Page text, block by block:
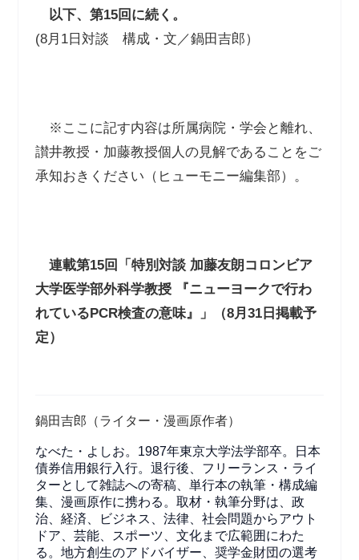
以下、第15回に続く。
(8月1日対談 構成・文／鍋田吉郎）
※ここに記す内容は所属病院・学会と離れ、
讃井教授・加藤教授個人の見解であることをご
承知おきください（ヒューモニー編集部）。
連載第15回「特別対談 加藤友朗コロンビア
大学医学部外科学教授
『ニューヨークで行わ
れているPCR検査の意味』
」（8月 31日掲載予
定）
鍋田吉郎（ライター・漫画原作者）
なべた・よしお。1987年東京大学法学部卒。日本
債券信用銀行入行。退行後、フリーランス・ライ
ターとして雑誌への寄稿、単行本の執筆・構成編
集、漫画原作に携わる。取材・執筆分野は、政
治、経済、ビジネス、法律、社会問題からアウト
ドア、芸能、スポーツ、文化まで広範囲にわた
る。地方創生のアドバイザー、奨学金財団の選考